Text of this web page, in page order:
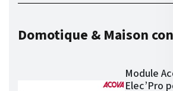
récepteur
Domotique & Maison
Module
Elec’Pro